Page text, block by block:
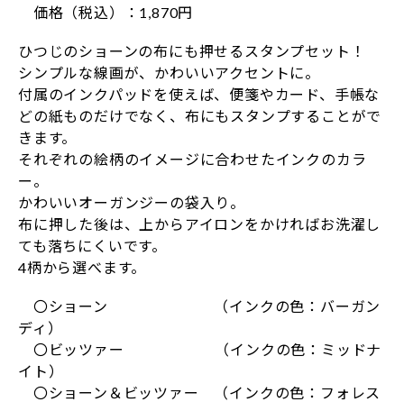
価格（税込）：1,870円
ひつじのショーンの布にも押せるスタンプセット！
シンプルな線画が、かわいいアクセントに。
付属のインクパッドを使えば、便箋やカード、手帳な
どの紙ものだけでなく、布にもスタンプすることがで
きます。
それぞれの絵柄のイメージに合わせたインクのカラ
ー。
かわいいオーガンジーの袋入り。
布に押した後は、上からアイロンをかければお洗濯し
ても落ちにくいです。
4柄から選べます。
〇ショーン （インクの色：バーガン
ディ）
〇ビッツァー （インクの色：ミッドナ
イト）
〇ショーン＆ビッツァー （インクの色：フォレス